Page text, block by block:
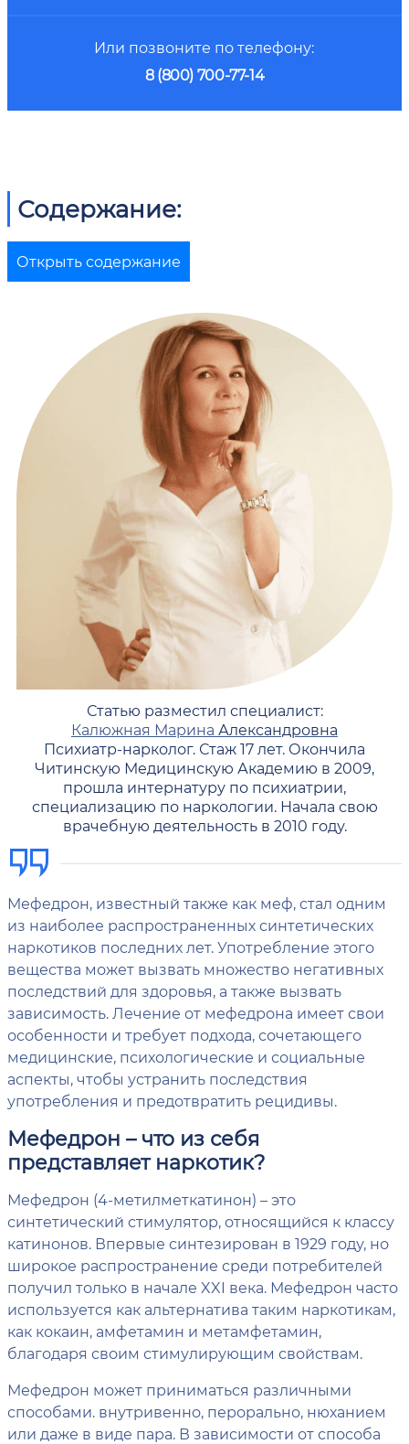
Или позвоните по телефону:
8 (800) 700-77-14
Содержание:
Открыть содержание
Статью разместил специалист:
Калюжная Марина Александровна
Психиатр-нарколог. Стаж 17 лет. Окончила
Читинскую Медицинскую Академию в 2009,
прошла интернатуру по психиатрии,
специализацию по наркологии. Начала свою
врачебную деятельность в 2010 году.
Мефедрон, известный также как меф, стал одним
из наиболее распространенных синтетических
наркотиков последних лет. Употребление этого
вещества может вызвать множество негативных
последствий для здоровья, а также вызвать
зависимость. Лечение от мефедрона имеет свои
особенности и требует подхода, сочетающего
медицинские, психологические и социальные
аспекты, чтобы устранить последствия
употребления и предотвратить рецидивы.
Мефедрон – что из себя
представляет наркотик?
Мефедрон (4-метилметкатинон) – это
синтетический стимулятор, относящийся к классу
катинонов. Впервые синтезирован в 1929 году, но
широкое распространение среди потребителей
получил только в начале XXI века. Мефедрон часто
используется как альтернатива таким наркотикам,
как кокаин, амфетамин и метамфетамин,
благодаря своим стимулирующим свойствам.
Мефедрон может приниматься различными
способами. внутривенно, перорально, нюханием
или даже в виде пара. В зависимости от способа